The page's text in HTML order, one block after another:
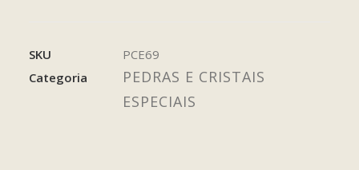
SKU
PCE69
Categoria
PEDRAS E CRISTAIS
ESPECIAIS